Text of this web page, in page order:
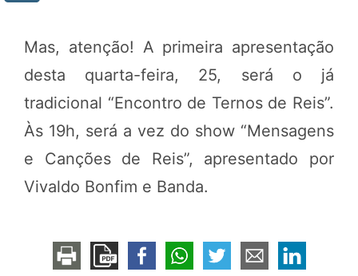
Mas, atenção! A primeira apresentação
desta quarta-feira, 25, será o já
tradicional “Encontro de Ternos de Reis”.
Às 19h, será a vez do show “Mensagens
e Canções de Reis”, apresentado por
Vivaldo Bonfim e Banda.